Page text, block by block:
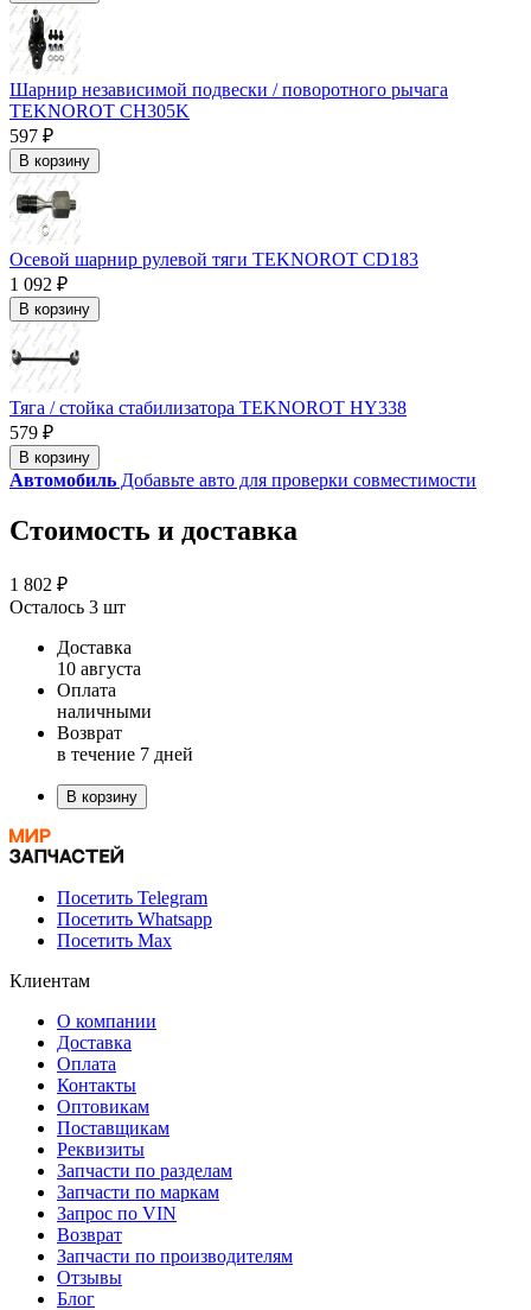
Шарнир независимой подвески / поворотного рычага
TEKNOROT CH305K
597 ₽
В корзину
Осевой шарнир рулевой тяги TEKNOROT CD183
1 092 ₽
В корзину
Тяга / стойка стабилизатора TEKNOROT HY338
579 ₽
В корзину
Автомобиль Добавьте авто для проверки совместимости
Стоимость и доставка
1 802 ₽
Осталось 3 шт
Доставка
10 августа
Оплата
наличными
Возврат
в течение 7 дней
В корзину
Посетить Telegram
Посетить Whatsapp
Посетить Max
Клиентам
О компании
Доставка
Оплата
Контакты
Оптовикам
Поставщикам
Реквизиты
Запчасти по разделам
Запчасти по маркам
Запрос по VIN
Возврат
Запчасти по производителям
Отзывы
Блог